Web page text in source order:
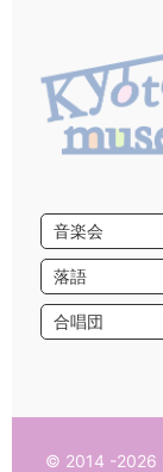
音楽会
落語
合唱団
© 2014 -2026